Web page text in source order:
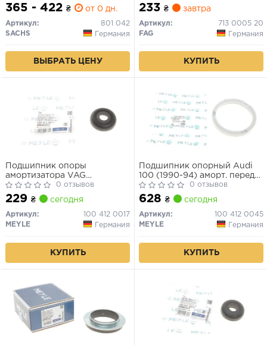
365 - 422 ₴ от 0 дн.
Артикул:
801 042
SACHS
Германия
ВЫБРАТЬ ЦЕНУ
233 ₴ завтра
Артикул:
713 0005 20
FAG
Германия
КУПИТЬ
Подшипник опоры
амортизатора VAG
A3/FABIA/OCTAVIA/BORA/GOLF
3/GOLF 4 -05 перед.
0 отзывов
229 ₴ сегодня
Артикул:
100 412 0017
MEYLE
Германия
КУПИТЬ
Подшипник опорный Audi
100 (1990-94) аморт. передн.
(пр-во MEYLE)0 отзывов
628 ₴ сегодня
Артикул:
100 412 0045
MEYLE
Германия
КУПИТЬ